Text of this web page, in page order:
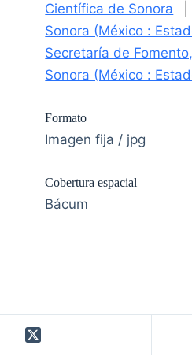
Científica de Sonora
Sonora (México :
Secretaría de
Sonora (México :
Formato
Imagen fija / jpg
Cobertura espacial
Bácum